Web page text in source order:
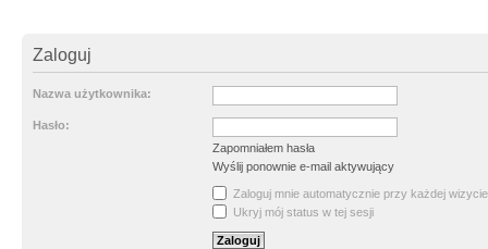
Zaloguj
Nazwa użytkownika:
Hasło:
Zapomniałem hasła
Wyślij ponownie e-mail aktywujący
Zaloguj mnie automatycznie przy każdej wizycie
Ukryj mój status w tej sesji